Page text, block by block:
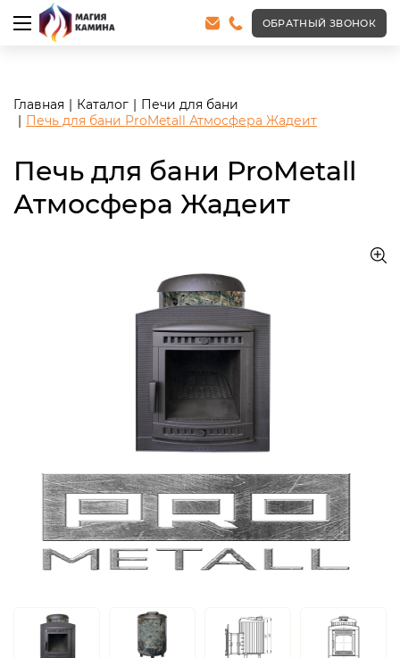
<meta name="robots" content="noindex, follow"/>
ОБРАТНЫЙ ЗВОНОК
Главная Каталог
Печи для бани
Печь для бани ProMetall Атмосфера Жадеит
Печь для бани ProMetall
Атмосфера Жадеит